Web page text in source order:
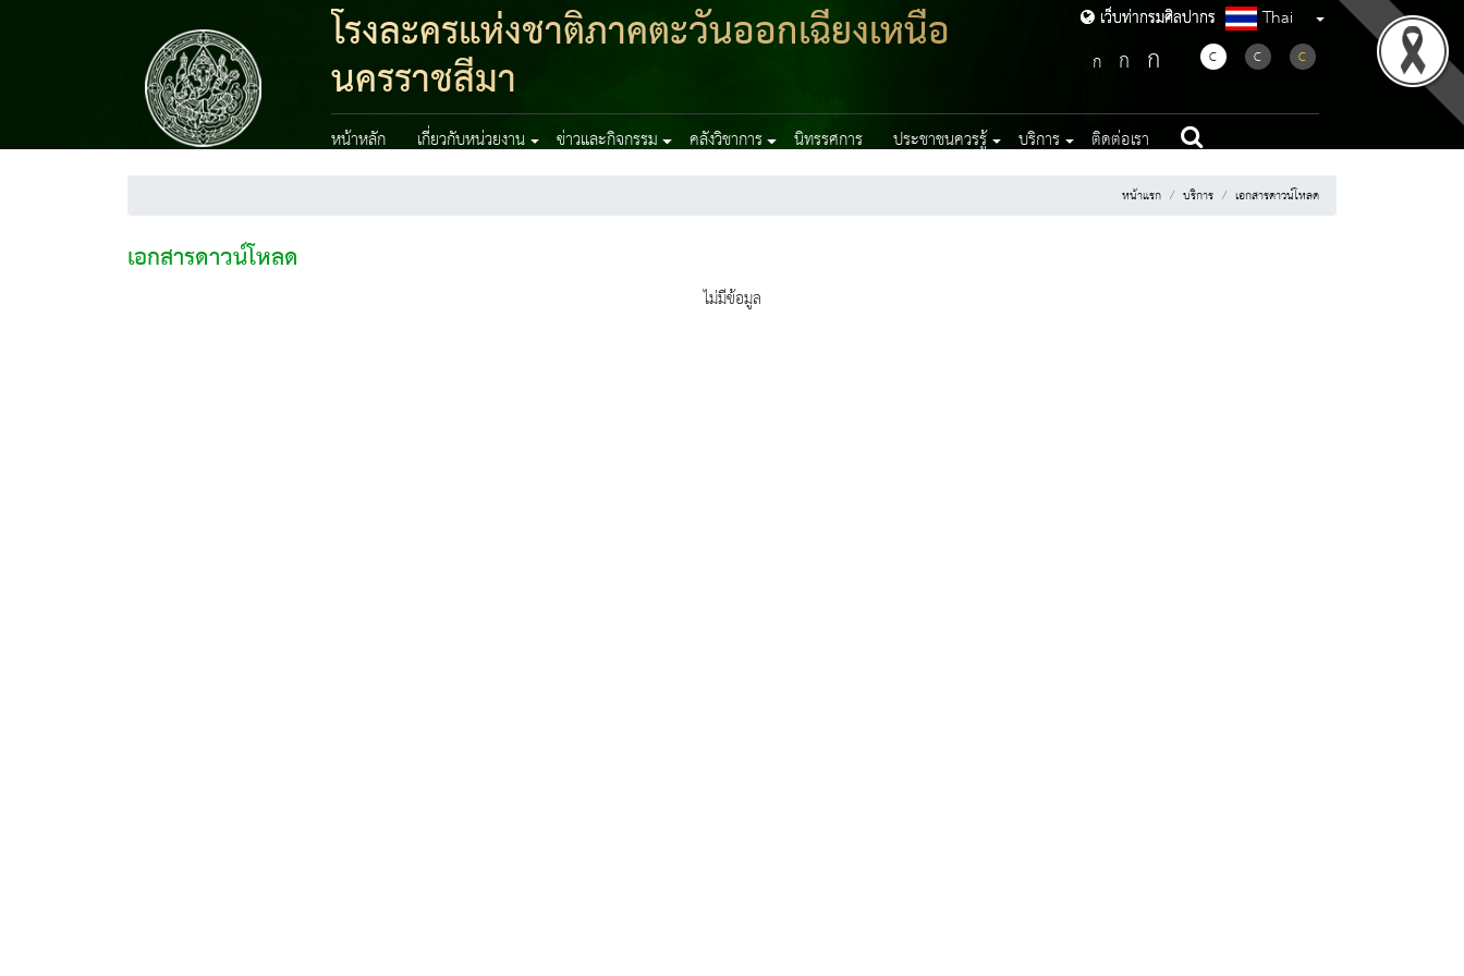
เว็บท่ากรมศิลปากร
โรงละครแห่งชาติภาคตะวันออกเฉียงเหนือ
นครราชสีมา
เว็บท่ากรมศิลปากร Thai
ก ก ก C C C
หน้าหลัก เกี่ยวกับหน่วยงาน ข่าวและกิจกรรม คลังวิชาการ นิทรรศการ ประชาชนควรรู้ บริการ ติดต่อเรา
หน้าแรก บริการ เอกสารดาวน์โหลด
เอกสารดาวน์โหลด
ไม่มีข้อมูล